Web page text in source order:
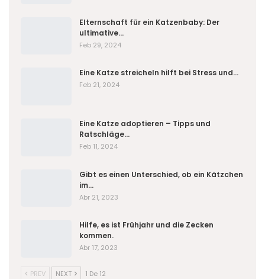
Elternschaft für ein Katzenbaby: Der
ultimative…
Feb 29, 2024
Eine Katze streicheln hilft bei Stress und…
Feb 21, 2024
Eine Katze adoptieren – Tipps und
Ratschläge…
Feb 11, 2024
Gibt es einen Unterschied, ob ein Kätzchen
im…
Abr 21, 2023
Hilfe, es ist Frühjahr und die Zecken
kommen.
Abr 17, 2023
PREV NEXT 1 De 12